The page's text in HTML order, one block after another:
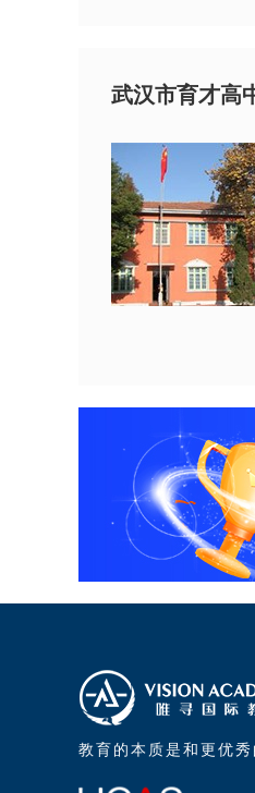
武汉市育才高
教育的本质是和更优秀